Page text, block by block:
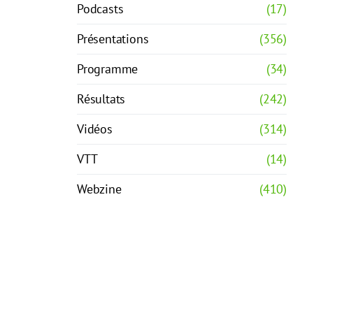
Podcasts
(17)
Présentations
(356)
Programme
(34)
Résultats
(242)
Vidéos
(314)
VTT
(14)
Webzine
(410)